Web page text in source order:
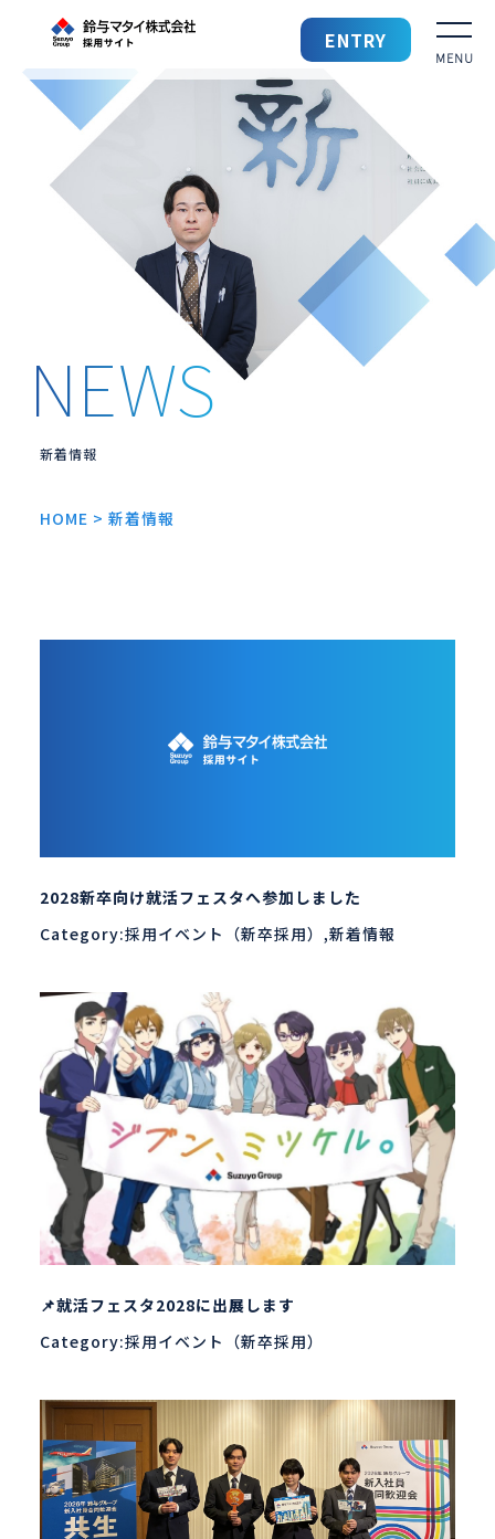
鈴与マタイ 採用サイト
ENTRY
採用TOP
鈴与マタイを知る
鈴与マタイの仕事
働きやすい環境
先輩社員の声
募集要項
新着情報
新着情報
HOME > 新着情報
2028新卒向け就活フェスタへ参加しました
Category:採用イベント（新卒採用）,新着情報
📌就活フェスタ2028に出展します
Category:採用イベント（新卒採用）